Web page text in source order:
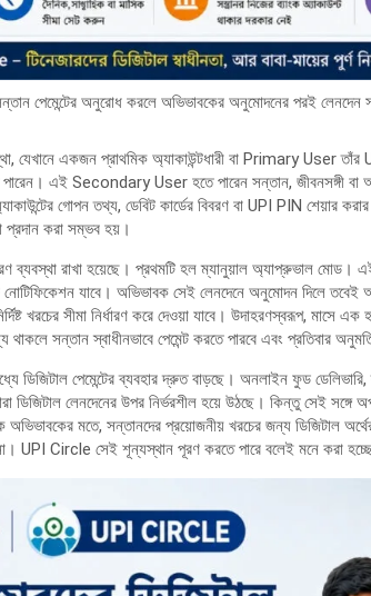
পেমেন্টের অনুরোধ করলে অভিভাবকের অনুমোদনের পরই লেনদেন
যেখানে একজন প্রাথমিক অ্যাকাউন্টধারী বা Primary User তাঁর
এই Secondary User হতে পারেন সন্তান, জীবনসঙ্গী বা
গোপন তথ্য, ডেবিট কার্ডের বিবরণ বা UPI PIN শেয়ার
প্রদান করা সম্ভব হয়।
ব্যবস্থা রাখা হয়েছে। প্রথমটি হল ম্যানুয়াল অ্যাপ্রুভাল মোড।
নোটিফিকেশন যাবে। অভিভাবক সেই লেনদেনে অনুমোদন দিলে
খরচের সীমা নির্ধারণ করে দেওয়া যাবে। উদাহরণস্বরূপ, মাসে এক
থাকলে সন্তান স্বাধীনভাবে পেমেন্ট করতে পারবে এবং প্রতিবার
ডিজিটাল পেমেন্টের ব্যবহার দ্রুত বাড়ছে। অনলাইন ফুড
ডিজিটাল লেনদেনের উপর নির্ভরশীল হয়ে উঠছে। কিন্তু সেই সঙ্গে
মতে, সন্তানদের প্রয়োজনীয় খরচের জন্য ডিজিটাল
UPI Circle সেই শূন্যস্থান পূরণ করতে পারে বলেই মনে করা